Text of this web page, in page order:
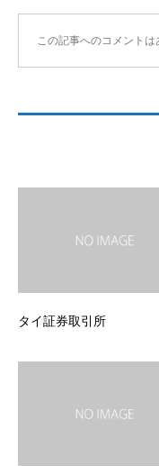
この記事へのコメントは
タイ証券取引所